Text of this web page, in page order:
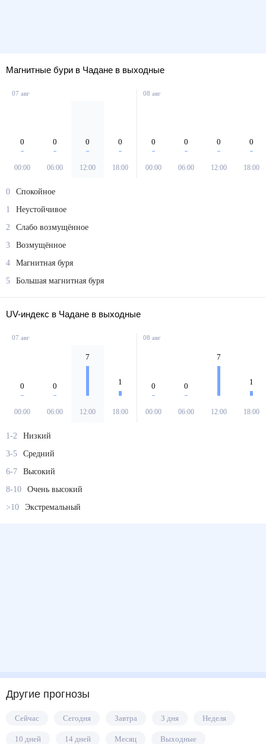
Магнитные бури в Чадане в выходные
07 авг
0
00:00
0
06:00
0
12:00
0
18:00
08 авг
0
00:00
0
06:00
0
12:00
0
18:00
0
Спокойное
1
Неустойчивое
2
Слабо возмущённое
3
Возмущённое
4
Магнитная буря
5
Большая магнитная буря
UV-индекс в Чадане в выходные
07 авг
0
00:00
0
06:00
7
12:00
1
18:00
08 авг
0
00:00
0
06:00
7
12:00
1
18:00
1-2
Низкий
3-5
Средний
6-7
Высокий
8-10
Очень высокий
>10
Экстремальный
Другие прогнозы
Сейчас Сегодня Завтра 3 дня Неделя
10 дней 14 дней Месяц Выходные